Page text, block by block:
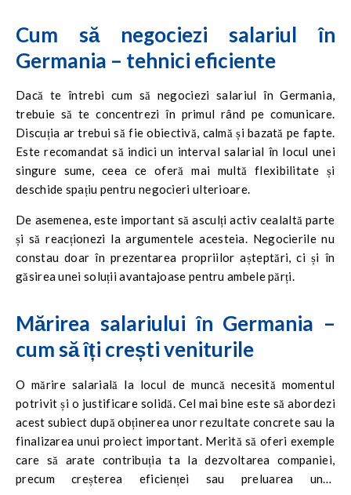
Cum să negociezi salariul în
Germania – tehnici eficiente
Dacă te întrebi cum să negociezi salariul în Germania,
trebuie să te concentrezi în primul rând pe comunicare.
Discuția ar trebui să fie obiectivă, calmă și bazată pe fapte.
Este recomandat să indici un interval salarial în locul unei
singure sume, ceea ce oferă mai multă flexibilitate și
deschide spațiu pentru negocieri ulterioare.
De asemenea, este important să asculți activ cealaltă parte
și să reacționezi la argumentele acesteia. Negocierile nu
constau doar în prezentarea propriilor așteptări, ci și în
găsirea unei soluții avantajoase pentru ambele părți.
Mărirea salariului în Germania –
cum să îți crești veniturile
O mărire salarială la locul de muncă necesită momentul
potrivit și o justificare solidă. Cel mai bine este să abordezi
acest subiect după obținerea unor rezultate concrete sau la
finalizarea unui proiect important. Merită să oferi exemple
care să arate contribuția ta la dezvoltarea companiei,
precum creșterea eficienței sau preluarea unor